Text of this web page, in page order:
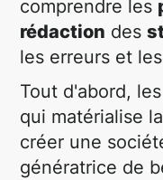
comprendre les
rédaction des
les erreurs et
Tout d'abord,
qui matérialise
créer une
génératrice de